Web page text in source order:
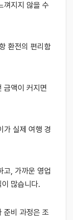
껴지지 않을 수
환전의 편리함
금액이 커지면
가 실제 여행 경
고, 가까운 영업
많습니다.
준비 과정은 조